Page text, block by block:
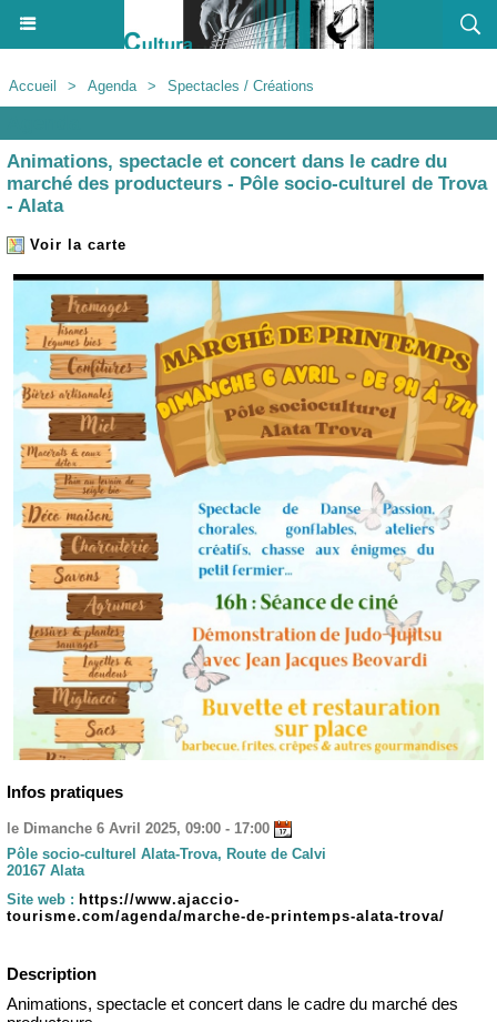
Accueil > Agenda > Spectacles / Créations
Animations, spectacle et concert dans le cadre du
marché des producteurs - Pôle socio-culturel de Trova
- Alata
Voir la carte
Infos pratiques
le Dimanche 6 Avril 2025, 09:00 - 17:00
Pôle socio-culturel Alata-Trova, Route de Calvi
20167 Alata
Site web : https://www.ajaccio-
tourisme.com/agenda/marche-de-printemps-alata-trova/
Description
Animations, spectacle et concert dans le cadre du marché des